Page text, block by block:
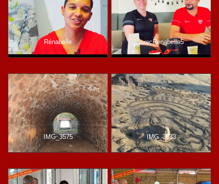
Rénabelle avecRenabelle5
IMG_3575 IMG_3533